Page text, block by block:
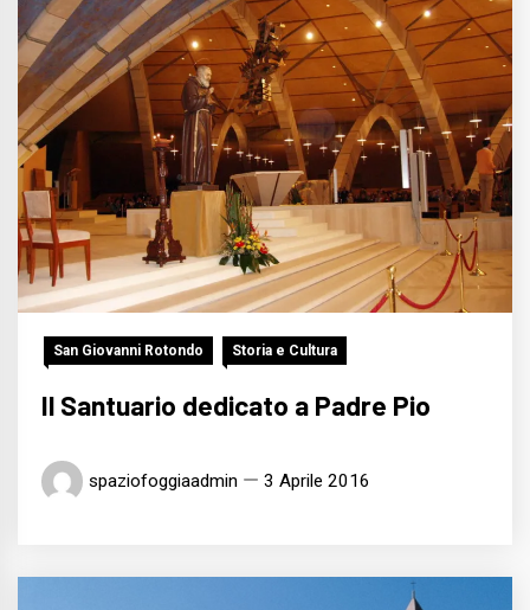
San Giovanni Rotondo Storia e Cultura
Il Santuario dedicato a Padre Pio
spaziofoggiaadmin 3 Aprile 2016